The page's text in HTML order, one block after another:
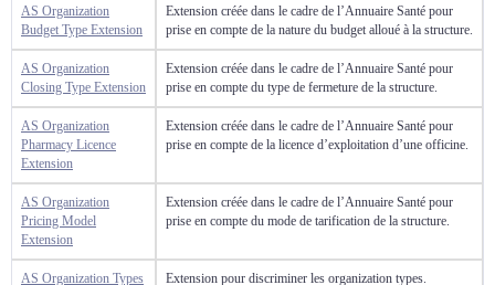
AS Organization
Budget Type Extension
Extension créée dans le cadre de l’Annuaire Santé pour
prise en compte de la nature du budget alloué à la structure.
AS Organization
Closing Type Extension
Extension créée dans le cadre de l’Annuaire Santé pour
prise en compte du type de fermeture de la structure.
AS Organization
Pharmacy Licence
Extension
Extension créée dans le cadre de l’Annuaire Santé pour
prise en compte de la licence d’exploitation d’une officine.
AS Organization
Pricing Model
Extension
Extension créée dans le cadre de l’Annuaire Santé pour
prise en compte du mode de tarification de la structure.
AS Organization Types Extension pour discriminer les organization types.